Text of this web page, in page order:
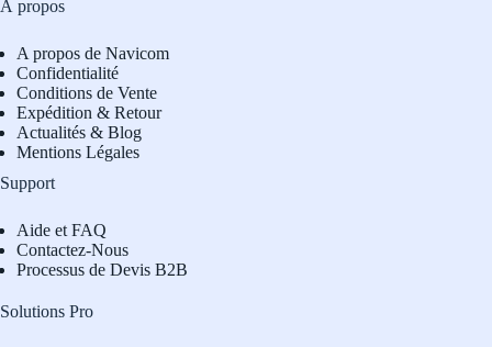
À propos
A propos de Navicom
Confidentialité
Conditions de Vente
Expédition & Retour
Actualités & Blog
Mentions Légales
Support
Aide et FAQ
Contactez-Nous
Processus de Devis B2B
Solutions Pro